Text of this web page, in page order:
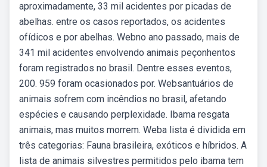
aproximadamente, 33 mil acidentes por picadas de
abelhas. entre os casos reportados, os acidentes
ofídicos e por abelhas. Webno ano passado, mais de
341 mil acidentes envolvendo animais peçonhentos
foram registrados no brasil. Dentre esses eventos,
200. 959 foram ocasionados por. Websantuários de
animais sofrem com incêndios no brasil, afetando
espécies e causando perplexidade. Ibama resgata
animais, mas muitos morrem. Weba lista é dividida em
três categorias: Fauna brasileira, exóticos e híbridos. A
lista de animais silvestres permitidos pelo ibama tem